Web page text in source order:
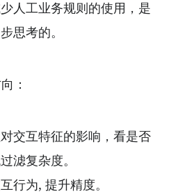
人工业务规则的使用，是
思考的。
：
交互特征的影响，看是否
滤复杂度。
行为, 提升精度。